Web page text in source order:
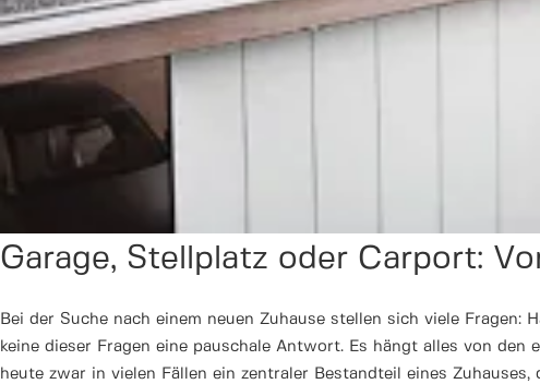
Garage, Stellplatz oder Carport:
Bei der Suche nach einem neuen Zuhause stellen sich viele
keine dieser Fragen eine pauschale Antwort. Es hängt alles von
heute zwar in vielen Fällen ein zentraler Bestandteil eines